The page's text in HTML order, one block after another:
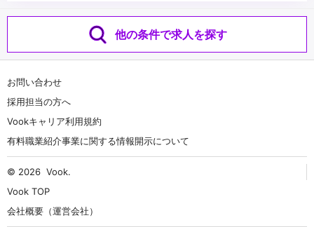
他の条件で求人を探す
お問い合わせ
採用担当の方へ
Vookキャリア利用規約
有料職業紹介事業に関する情報開示について
© 2026 Vook.
Vook TOP
会社概要（運営会社）